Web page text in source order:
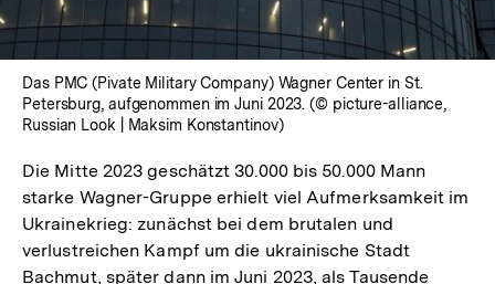
Das PMC (Pivate Military Company) Wagner Center in St.
Petersburg, aufgenommen im Juni 2023. (© picture-alliance,
Russian Look | Maksim Konstantinov)
Die Mitte 2023 geschätzt 30.000 bis 50.000 Mann
starke Wagner-Gruppe erhielt viel Aufmerksamkeit im
Ukrainekrieg: zunächst bei dem brutalen und
verlustreichen Kampf um die ukrainische Stadt
Bachmut, später dann im Juni 2023, als Tausende